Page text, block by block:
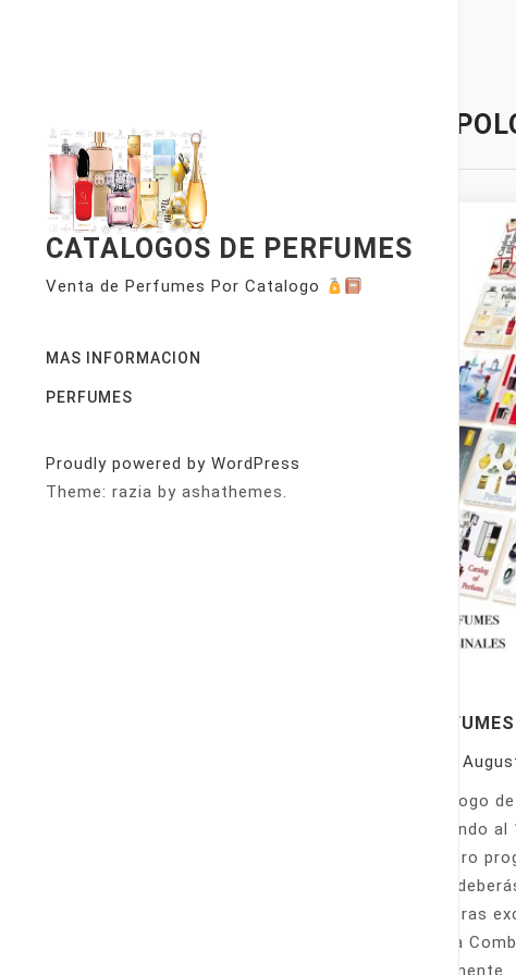
CATALOGOS DE PERFUMES
Venta de Perfumes Por Catalogo
MAS INFORMACION
PERFUMES
Proudly powered by WordPress
Theme: razia by ashathemes.
PERFUMES
Catálogo
llamando
nuestro
Sólo
nuestras
Venta
fácilmente